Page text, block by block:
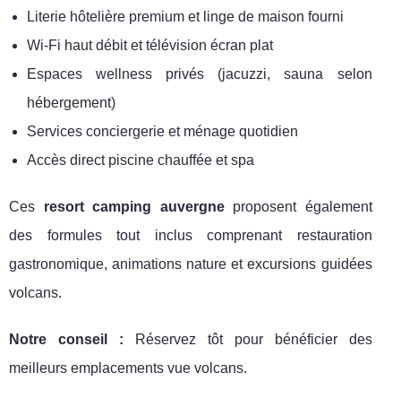
Literie hôtelière premium et linge de maison fourni
Wi-Fi haut débit et télévision écran plat
Espaces wellness privés (jacuzzi, sauna selon
hébergement)
Services conciergerie et ménage quotidien
Accès direct piscine chauffée et spa
Ces resort camping auvergneproposent également
des formules tout inclus comprenant restauration
gastronomique, animations nature et excursions guidées
volcans.
Notre conseil : Réservez tôt pour bénéficier des
meilleurs emplacements vue volcans.